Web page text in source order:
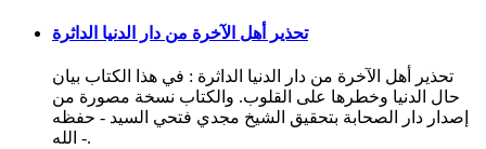
تحذير أهل الآخرة من دار الدنيا الداثرة
تحذير أهل الآخرة من دار الدنيا الداثرة : في هذا الكتاب بيان
حال الدنيا وخطرها على القلوب. والكتاب نسخة مصورة من
إصدار دار الصحابة بتحقيق الشيخ مجدي فتحي السيد - حفظه
الله -.